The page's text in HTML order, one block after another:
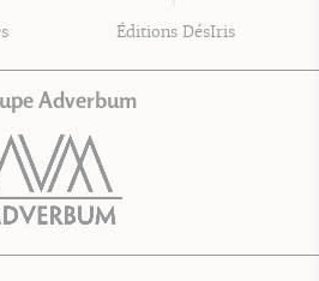
Éditions DésIris
Adverbum